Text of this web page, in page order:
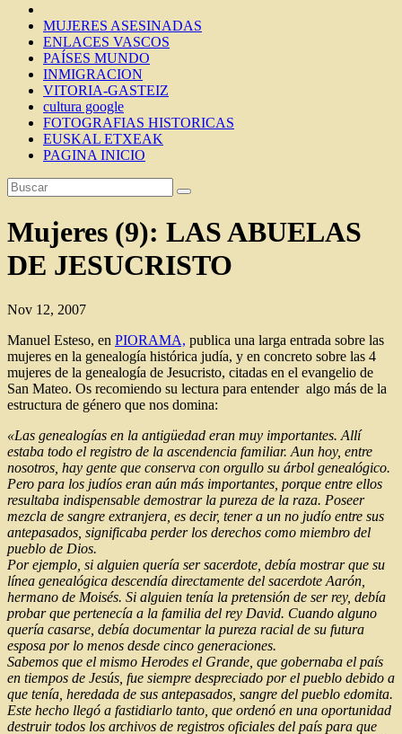
MUJERES ASESINADAS
ENLACES VASCOS
PAÍSES MUNDO
INMIGRACION
VITORIA-GASTEIZ
cultura google
FOTOGRAFIAS HISTORICAS
EUSKAL ETXEAK
PAGINA INICIO
Mujeres (9): LAS ABUELAS
DE JESUCRISTO
Nov 12, 2007
Manuel Esteso, en PIORAMA, publica una larga entrada sobre las
mujeres en la genealogía histórica judía, y en concreto sobre las 4
mujeres de la genealogía de Jesucristo, citadas en el evangelio de
San Mateo. Os recomiendo su lectura para entender algo más de la
estructura de género que nos domina:
«Las genealogías en la antigüedad eran muy importantes. Allí
estaba todo el registro de la ascendencia familiar. Aun hoy, entre
nosotros, hay gente que conserva con orgullo su árbol genealógico.
Pero para los judíos eran aún más importantes, porque entre ellos
resultaba indispensable demostrar la pureza de la raza. Poseer
mezcla de sangre extranjera, es decir, tener a un no judío entre sus
antepasados, significaba perder los derechos como miembro del
pueblo de Dios.
Por ejemplo, si alguien quería ser sacerdote, debía mostrar que su
línea genealógica descendía directamente del sacerdote Aarón,
hermano de Moisés. Si alguien tenía la pretensión de ser rey, debía
probar que pertenecía a la familia del rey David. Cuando alguno
quería casarse, debía documentar la pureza racial de su futura
esposa por lo menos desde cinco generaciones.
Sabemos que el mismo Herodes el Grande, que gobernaba el país
en tiempos de Jesús, fue siempre despreciado por el pueblo debido a
que tenía, heredada de sus antepasados, sangre del pueblo edomita.
Este hecho llegó a fastidiarlo tanto, que ordenó en una oportunidad
destruir todos los archivos de registros oficiales del país para que